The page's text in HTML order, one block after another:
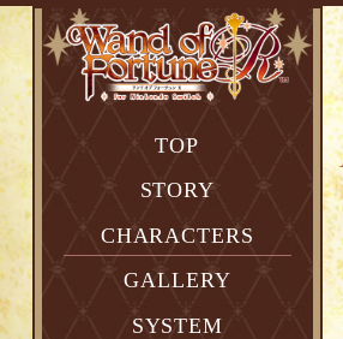
TOP
STORY
CHARACTERS
GALLERY
SYSTEM